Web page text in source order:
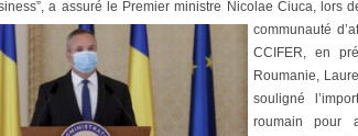
a assuré le Premier ministre Nicolae Ciuca, lors
communauté
CCIFER, en
Roumanie,
souligné
roumain pour